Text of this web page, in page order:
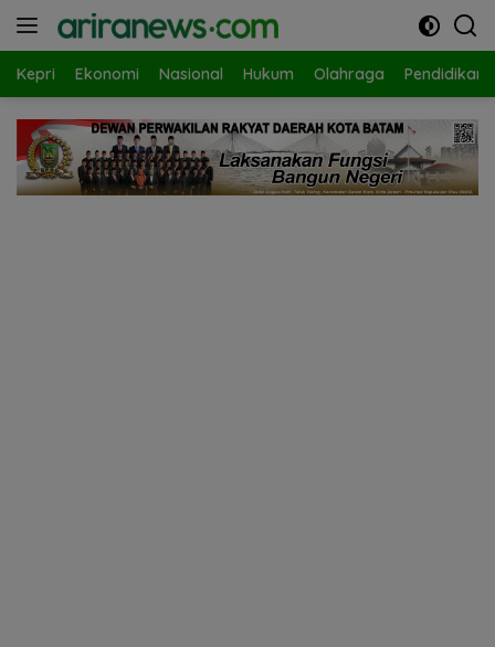
Kepri Ekonomi Nasional Hukum Olahraga Pendidikan